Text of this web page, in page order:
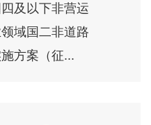
及以下非营运
域国二非道路
方案（征...